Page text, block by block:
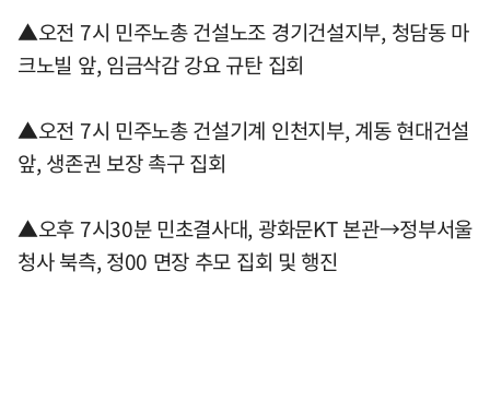
▲오전 7시 민주노총 건설노조 경기건설지부, 청담동 마
크노빌 앞, 임금삭감 강요 규탄 집회
▲오전 7시 민주노총 건설기계 인천지부, 계동 현대건설
앞, 생존권 보장 촉구 집회
▲오후 7시30분 민초결사대, 광화문KT 본관→정부서울
청사 북측, 정00 면장 추모 집회 및 행진